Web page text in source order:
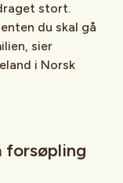
stort.
du skal gå
sier
i Norsk
forsøpling